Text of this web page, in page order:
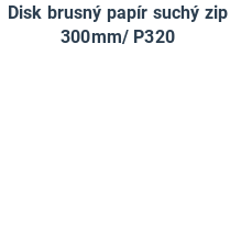
Disk brusný papír suchý zip
300mm/ P320